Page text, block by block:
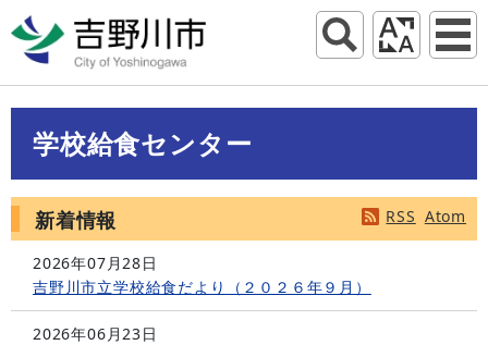
学校給食センター
RSS Atom
新着情報
2026年07月28日
吉野川市立学校給食だより（２０２６年９月）
2026年06月23日